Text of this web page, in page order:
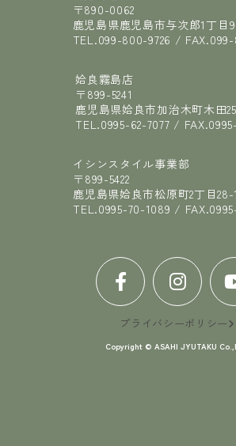
〒890-0062
鹿児島県鹿児島市与次郎1丁目
TEL.099-800-9726 / FAX.
姶良霧島店
〒899-5241
鹿児島県姶良市加治木町木田
TEL.0995-62-7077 / FAX.
イシンスタイル事業部
〒899-5422
鹿児島県姶良市松原町2丁目28-
TEL.0995-70-1089 / FAX.
プライバシーポリシー
Copyright © ASAHI JYUTAKU